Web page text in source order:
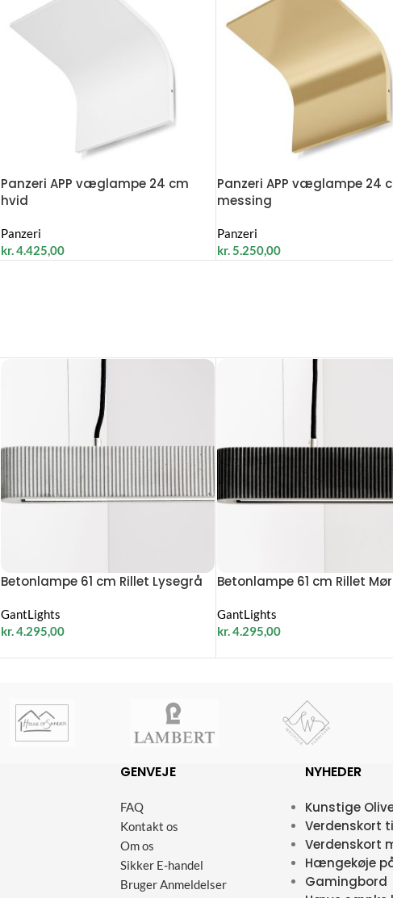
Panzeri APP væglampe 24 cm
hvid
Panzeri
kr.4.425,00
Panzeri APP væglampe 24
messing
Panzeri
kr.5.250,00
Betonlampe 61 cm Rillet Lysegrå
GantLights
kr.4.295,00
Betonlampe 61 cm Rillet
GantLights
kr.4.295,00
GENVEJE
FAQ
Kontakt os
Om os
Sikker E-handel
Bruger Anmeldelser
NYHEDER
Kunstige
Verdenskort
Verdenskort
Hængekøje
Gamingbord